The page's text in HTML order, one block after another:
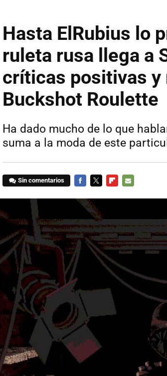
Hasta ElRubius lo
ruleta rusa llega a
críticas positivas y
Buckshot Roulette
Ha dado mucho de lo que
suma a la moda de este
Sin comentarios